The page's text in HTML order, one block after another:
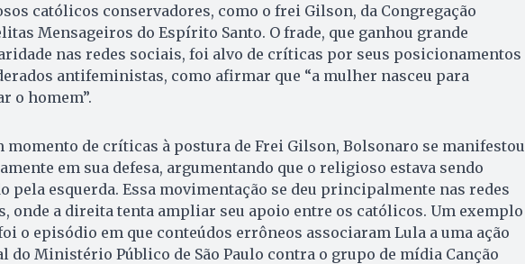
católicos conservadores, como o frei Gilson, da Congregação
Mensageiros do Espírito Santo. O frade, que ganhou grande
nas redes sociais, foi alvo de críticas por seus posicionamentos
antifeministas, como afirmar que “a mulher nasceu para
o homem”.
momento de críticas à postura de Frei Gilson, Bolsonaro se manifestou
em sua defesa, argumentando que o religioso estava sendo
pela esquerda. Essa movimentação se deu principalmente nas redes
onde a direita tenta ampliar seu apoio entre os católicos. Um exemplo
o episódio em que conteúdos errôneos associaram Lula a uma ação
do Ministério Público de São Paulo contra o grupo de mídia Canção